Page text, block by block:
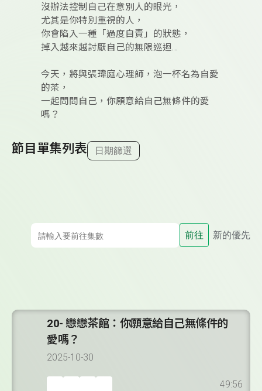
沒辦法控制自己在意別人的眼光，
尤其是你特別重視的人，
你會陷入一種「過度自責」的狀態，
掉入越來越討厭自己的無限巡迴…
今天，將與張瑋庭心理師，泡一杯名為自愛
的茶，
一起問問自己，你願意給自己無條件的愛
嗎？
節目單集列表 日期篩選
前往 新的優先
20- 戀戀茶館：你願意給自己無條件的
愛嗎？
2025-10-30
49:56